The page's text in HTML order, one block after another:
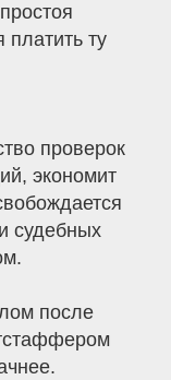
платить ту
проверок
экономит
судебных
после